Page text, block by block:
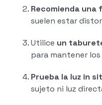
Recomienda
suelen estar
Utilice un
para mantener
Prueba la luz in
sujeto ni luz